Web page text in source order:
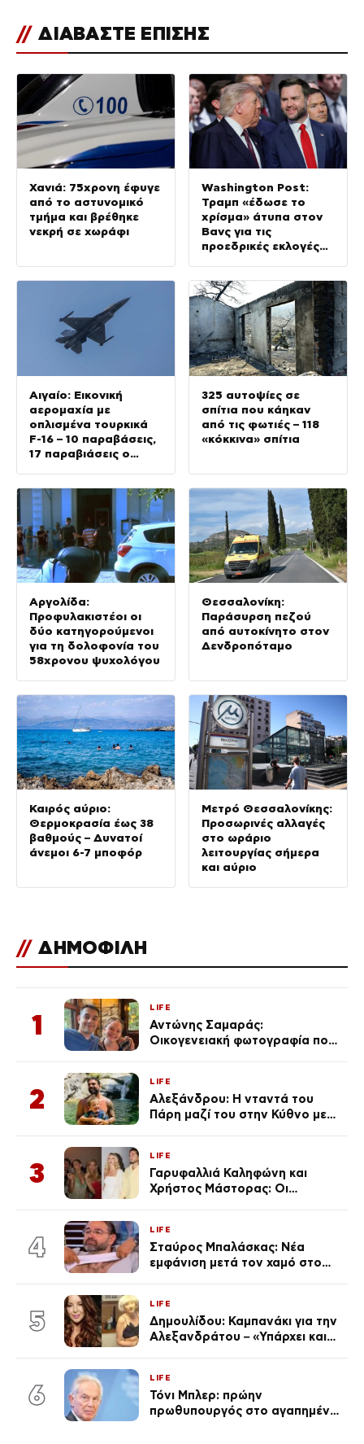
// ΔΙΑΒΑΣΤΕ ΕΠΙΣΗΣ
Χανιά: 75χρονη έφυγε
από το αστυνομικό
τμήμα και βρέθηκε
νεκρή σε χωράφι
Washington Post:
Τραμπ «έδωσε το
χρίσμα» άτυπα στον
Βανς για τις
προεδρικές εκλογές
Αιγαίο: Εικονική
αερομαχία με
οπλισμένα τουρκικά
F-16 – 10 παραβάσεις,
17 παραβιάσεις ο
325 αυτοψίες σε
σπίτια που κάηκαν
από τις φωτιές – 118
«κόκκινα» σπίτια
Αργολίδα:
Προφυλακιστέοι οι
δύο κατηγορούμενοι
για τη δολοφονία του
58χρονου ψυχολόγου
Θεσσαλονίκη:
Παράσυρση πεζού
από αυτοκίνητο στον
Δενδροπόταμο
Καιρός αύριο:
Θερμοκρασία έως 38
βαθμούς – Δυνατοί
άνεμοι 6-7 μποφόρ
Μετρό Θεσσαλονίκης:
Προσωρινές αλλαγές
στο ωράριο
λειτουργίας σήμερα
και αύριο
// ΔΗΜΟΦΙΛΗ
1
LIFE
Αντώνης Σαμαράς:
Οικογενειακή φωτογραφία που
Λένας
2
LIFE
Αλεξάνδρου: Η νταντά του
Πάρη μαζί του στην Κύθνο με
3
LIFE
Γαρυφαλλιά Καληφώνη και
Χρήστος Μάστορας: Οι
απαρατήρητη
4
LIFE
Σταύρος Μπαλάσκας: Νέα
εμφάνιση μετά τον χαμό στο
5
LIFE
Δημουλίδου: Καμπανάκι για την
Αλεξανδράτου – «Υπάρχει και
6
LIFE
Τόνι Μπλερ: πρώην
πρωθυπουργός στο αγαπημένο